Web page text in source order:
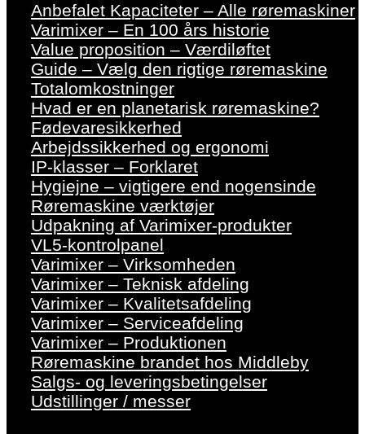
Anbefalet Kapaciteter – Alle røremaskiner
Varimixer – En 100 års historie
Value proposition – Værdiløftet
Guide – Vælg den rigtige røremaskine
Totalomkostninger
Hvad er en planetarisk røremaskine?
Fødevaresikkerhed
Arbejdssikkerhed og ergonomi
IP-klasser – Forklaret
Hygiejne – vigtigere end nogensinde
Røremaskine værktøjer
Udpakning af Varimixer-produkter
VL5-kontrolpanel
Varimixer – Virksomheden
Varimixer – Teknisk afdeling
Varimixer – Kvalitetsafdeling
Varimixer – Serviceafdeling
Varimixer – Produktionen
Røremaskine brandet hos Middleby
Salgs- og leveringsbetingelser
Udstillinger / messer